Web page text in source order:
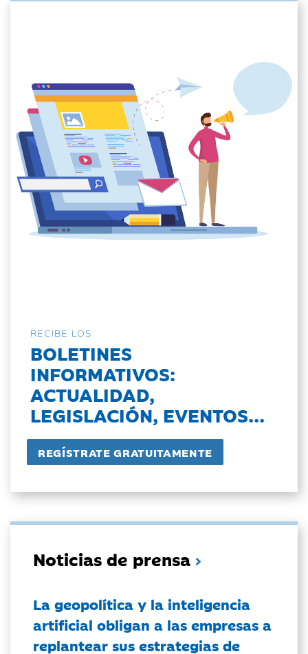
RECIBE LOS
BOLETINES
INFORMATIVOS:
ACTUALIDAD,
LEGISLACIÓN, EVENTOS...
Noticias de prensa
La geopolítica y la inteligencia
artificial obligan a las empresas a
replantear sus estrategias de